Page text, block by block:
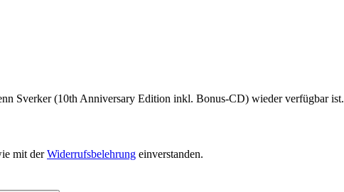
Sverker (10th Anniversary Edition inkl. Bonus-CD) wieder verfügbar ist.
mit derWiderrufsbelehrung einverstanden.